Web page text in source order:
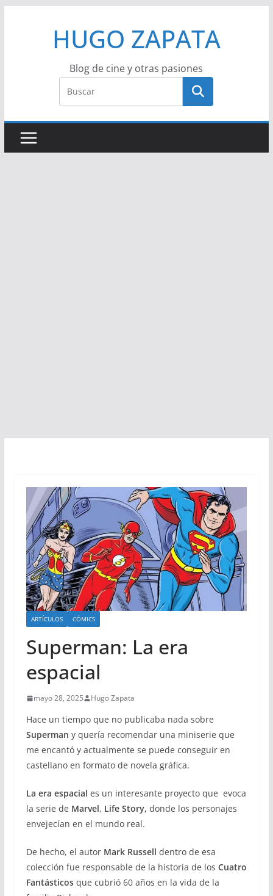
HUGO ZAPATA
Blog de cine y otras pasiones
ARTÍCULOS CÓMICS
Superman: La era
espacial
mayo 28, 2025 Hugo Zapata
Hace un tiempo que no publicaba nada sobre
Superman y quería recomendar una miniserie que
me encantó y actualmente se puede conseguir en
castellano en formato de novela gráfica.
La era espacial es un interesante proyecto que evoca
la serie de Marvel, Life Story, donde los personajes
envejecían en el mundo real.
De hecho, el autor Mark Russell dentro de esa
colección fue responsable de la historia de los Cuatro
Fantásticosque cubrió 60 años en la vida de la